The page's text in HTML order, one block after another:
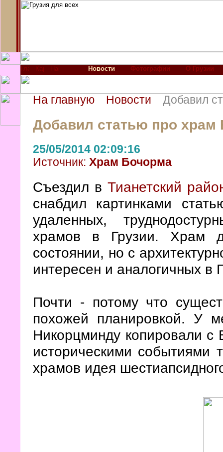
Новости Фотографии О Грузии
На главную Новости Добавил
Добавил статью про храм
25/05/2014 02:09:16
Источник: Храм Бочорма
Съездил в Тианетский
снабдил картинками
удаленных,
храмов в Грузии. Храм
состоянии, но с
интересен и аналогичных в
Почти - потому что
похожей планировкой. У
Никорцминду копировали с
историческими событиями
храмов идея